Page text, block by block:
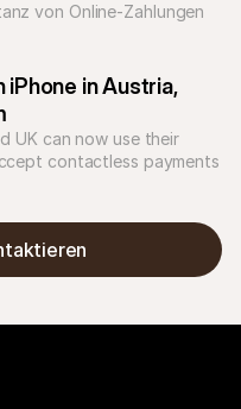
von Online-Zahlungen
iPhone in Austria,
UK can now use their
contactless payments
additional hardware